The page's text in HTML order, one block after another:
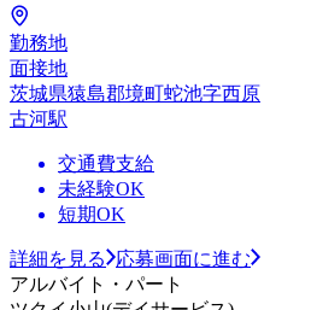
勤務地
面接地
茨城県猿島郡境町蛇池字西原
古河駅
交通費支給
未経験OK
短期OK
詳細を見る
応募画面に進む
アルバイト・パート